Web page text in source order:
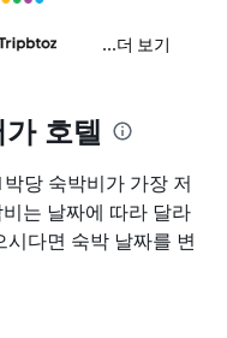
...더 보기
호텔
당 숙박비가 가장 저
는 날짜에 따라 달라
다면 숙박 날짜를 변